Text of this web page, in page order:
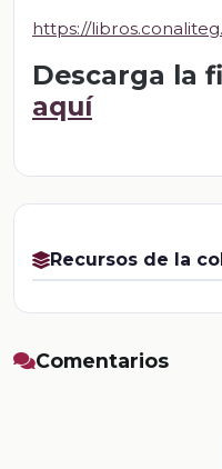
https://
Descarga la
aquí
Recursos de la
Comentarios